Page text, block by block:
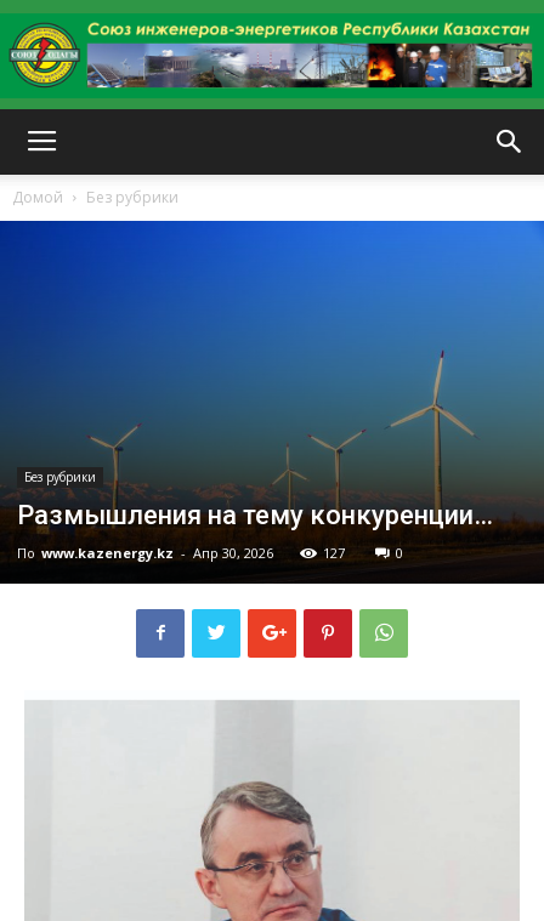
Домой Без рубрики
Без рубрики
Размышления на тему конкуренции…
По www.kazenergy.kz - Апр 30, 2026 127 0